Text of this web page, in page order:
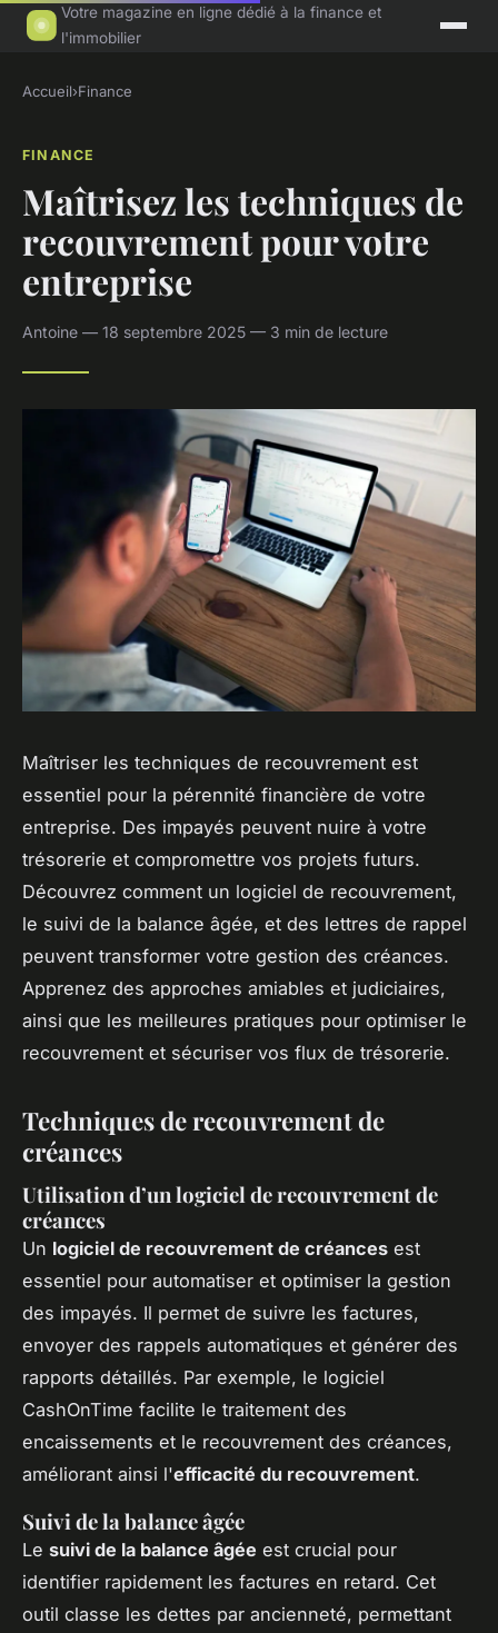
Votre magazine en ligne dédié à la finance et
l'immobilier
Accueil›Finance
FINANCE
Maîtrisez les techniques de
recouvrement pour votre
entreprise
Antoine — 18 septembre 2025 — 3 min de lecture
Maîtriser les techniques de recouvrement est
essentiel pour la pérennité financière de votre
entreprise. Des impayés peuvent nuire à votre
trésorerie et compromettre vos projets futurs.
Découvrez comment un logiciel de recouvrement,
le suivi de la balance âgée, et des lettres de rappel
peuvent transformer votre gestion des créances.
Apprenez des approches amiables et judiciaires,
ainsi que les meilleures pratiques pour optimiser le
recouvrement et sécuriser vos flux de trésorerie.
Techniques de recouvrement de
créances
Utilisation d’un logiciel de recouvrement de
créances
Un logiciel de recouvrement de créances est
essentiel pour automatiser et optimiser la gestion
des impayés. Il permet de suivre les factures,
envoyer des rappels automatiques et générer des
rapports détaillés. Par exemple, le logiciel
CashOnTime facilite le traitement des
encaissements et le recouvrement des créances,
améliorant ainsi l'efficacité du recouvrement.
Suivi de la balance âgée
Le suivi de la balance âgée est crucial pour
identifier rapidement les factures en retard. Cet
outil classe les dettes par ancienneté, permettant